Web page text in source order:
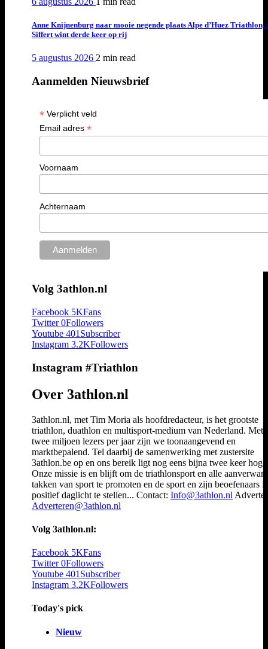
Anne Knijnenburg naar mooie negende plaats Alpe d’Huez Triathlon,
Siffert wint derde keer op rij
5 augustus 2026 2 min read
Aanmelden Nieuwsbrief
*Verplicht veld
Email adres *
Voornaam
Achternaam
Volg 3athlon.nl
Facebook 5KFans
Twitter 0Followers
Youtube 401 Subscriber
Instagram 3.2KFollowers
Instagram #Triathlon
Over 3athlon.nl
3athlon.nl, met Tim Moria als hoofdredacteur, is het grootste
triathlon, duathlon en multisport-medium van Nederland. Met
twee miljoen lezers per jaar zijn we toonaangevend en
marktbepalend. Tel daarbij de samenwerking met zustersite
3athlon.be op en ons bereik ligt nog eens bijna twee keer
Onze missie is en blijft om de triathlonsport en alle
takken van sport te promoten en de sport en zijn beoefenaars
positief daglicht te stellen... Contact: Info@3athlon.nl
Adverteren@3athlon.nl
Volg 3athlon.nl:
Facebook 5KFans
Twitter 0Followers
Youtube 401 Subscriber
Instagram 3.2KFollowers
Today's pick
Nieuw